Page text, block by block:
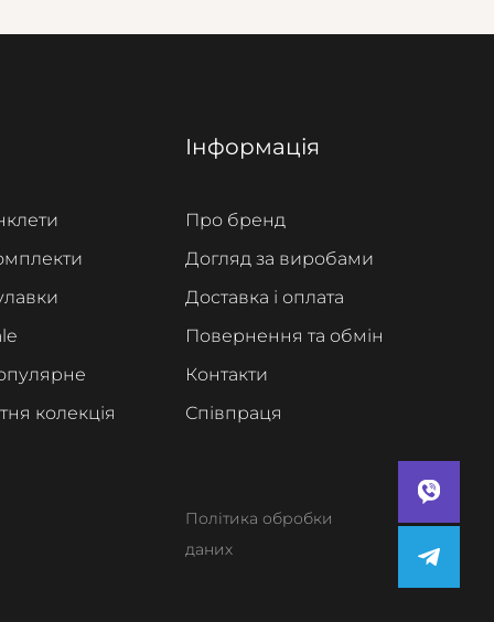
колекція
Інформація
Про бренд
Догляд за виробами
Доставка і оплата
Повернення та обмін
Контакти
Співпраця
Політика обробки
даних